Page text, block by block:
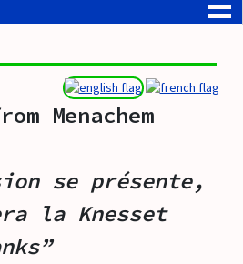
Menachem
se présente,
la Knesset